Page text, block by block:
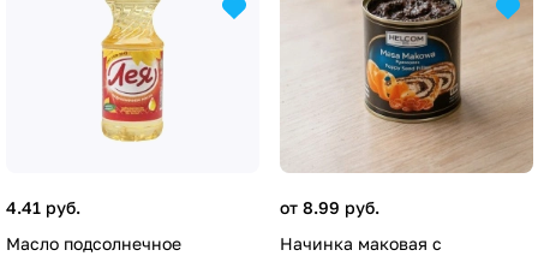
4.41 руб.
Масло подсолнечное
от 8.99 руб.
Начинка маковая с